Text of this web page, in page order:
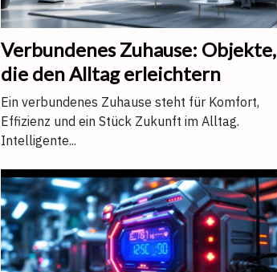
Verbundenes Zuhause: Objekte,
die den Alltag erleichtern
Ein verbundenes Zuhause steht für Komfort,
Effizienz und ein Stück Zukunft im Alltag.
Intelligente...